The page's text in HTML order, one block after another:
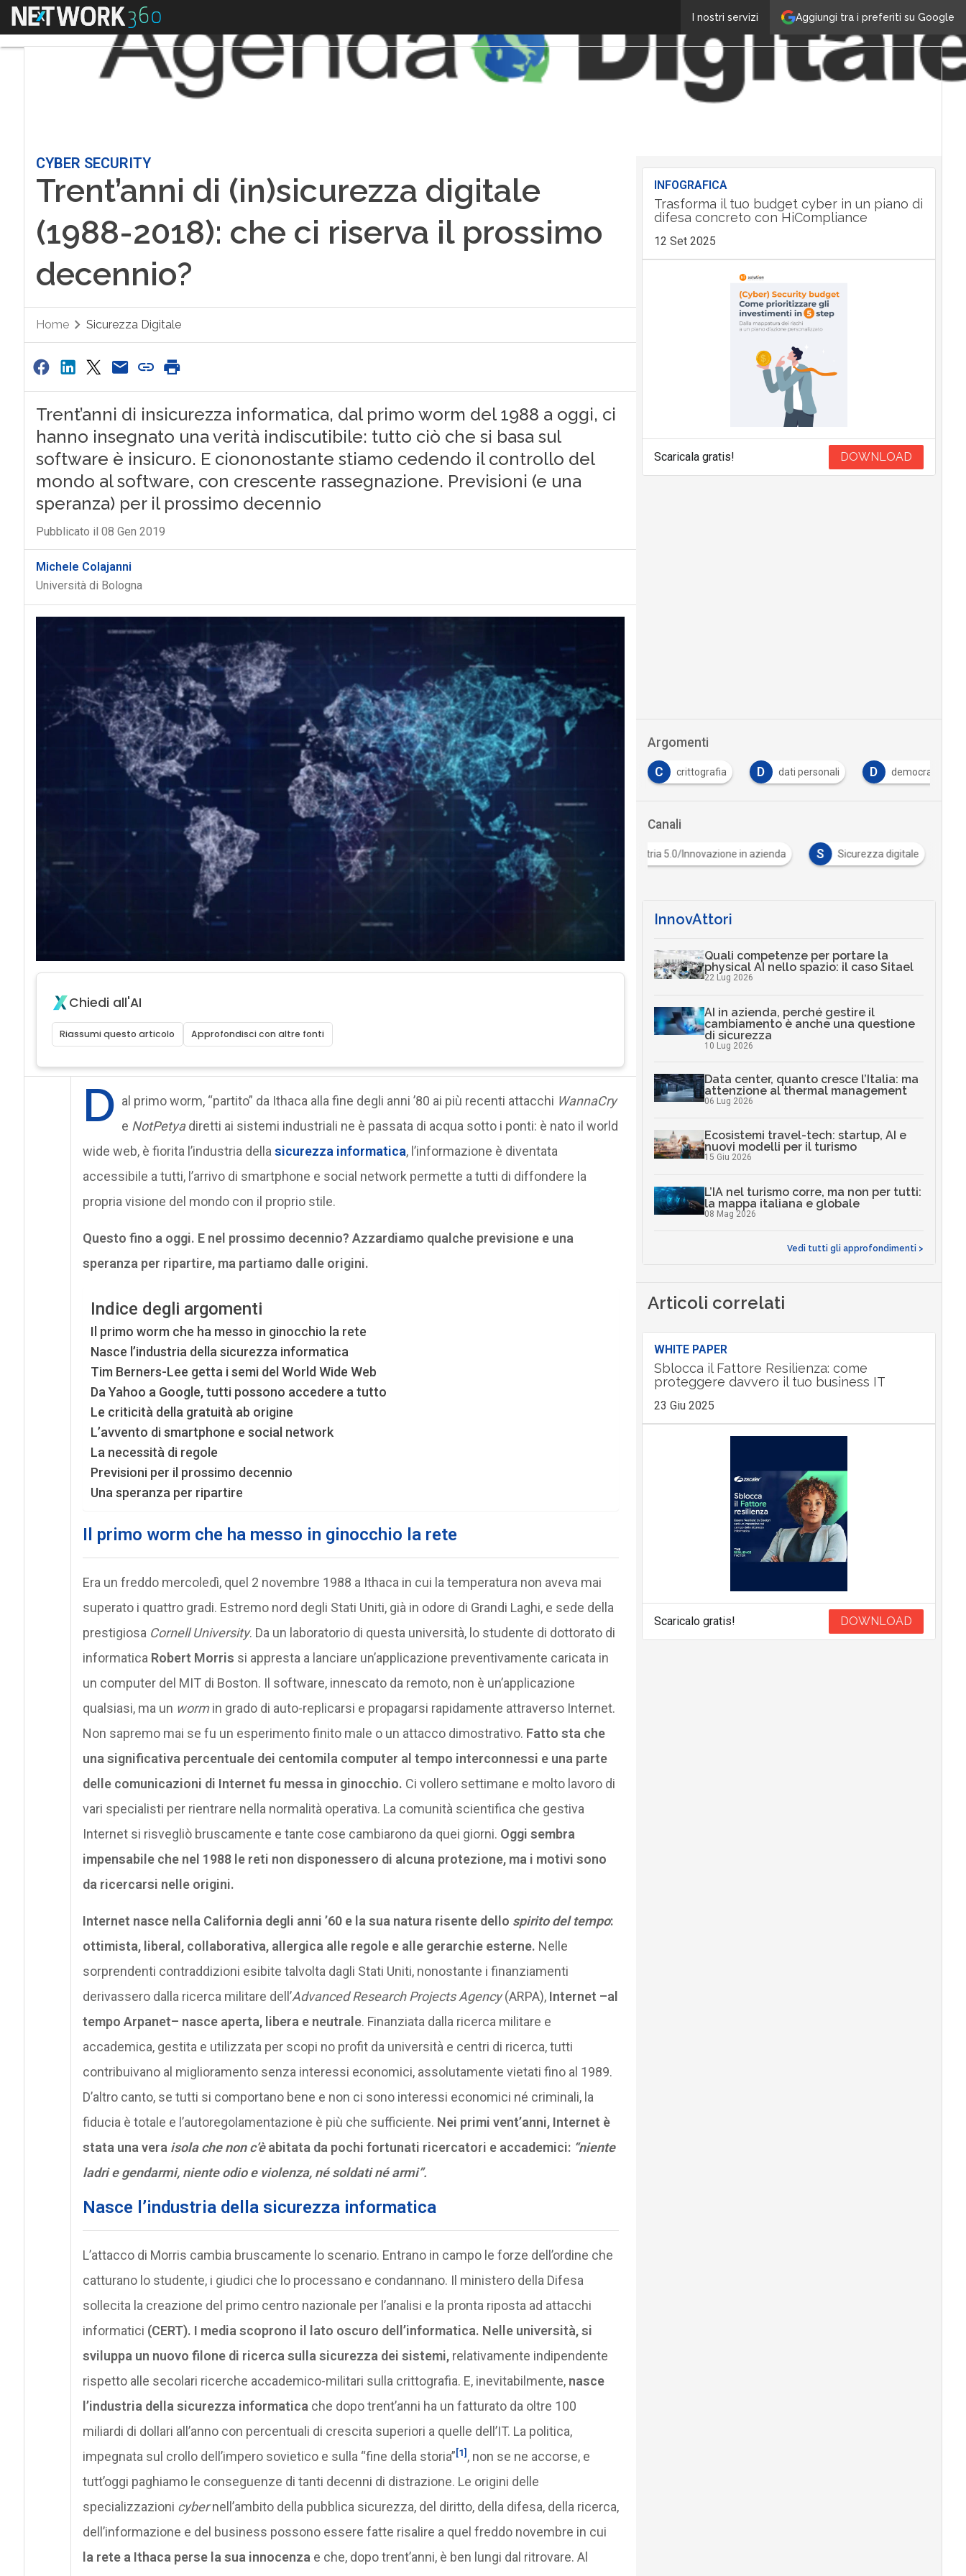
Aggiungi tra i preferiti su Google
I nostri servizi
Menu
CYBER SECURITY
Trent’anni di (in)sicurezza digitale
(1988-2018): che ci riserva il prossimo
decennio?
Home Sicurezza Digitale
Trent’anni di insicurezza informatica, dal primo worm del 1988 a oggi, ci
hanno insegnato una verità indiscutibile: tutto ciò che si basa sul
software è insicuro. E ciononostante stiamo cedendo il controllo del
mondo al software, con crescente rassegnazione. Previsioni (e una
speranza) per il prossimo decennio
Pubblicato il 08 Gen 2019
Michele Colajanni
Università di Bologna
Chiedi all'AI
Riassumi questo articolo Approfondisci con altre fonti
D al primo worm, “partito” da Ithaca alla fine degli anni ’80 ai più recenti attacchi WannaCry
e NotPetyadiretti ai sistemi industriali ne è passata di acqua sotto i ponti: è nato il world
wide web, è fiorita l’industria della sicurezza informatica, l’informazione è diventata
accessibile a tutti, l’arrivo di smartphone e social network permette a tutti di diffondere la
propria visione del mondo con il proprio stile.
Questo fino a oggi. E nel prossimo decennio? Azzardiamo qualche previsione e una
speranza per ripartire, ma partiamo dalle origini.
Indice degli argomenti
Il primo worm che ha messo in ginocchio la rete
Nasce l’industria della sicurezza informatica
Tim Berners-Lee getta i semi del World Wide Web
Da Yahoo a Google, tutti possono accedere a tutto
Le criticità della gratuità ab origine
L’avvento di smartphone e social network
La necessità di regole
Previsioni per il prossimo decennio
Una speranza per ripartire
Il primo worm che ha messo in ginocchio la rete
Era un freddo mercoledì, quel 2 novembre 1988 a Ithaca in cui la temperatura non aveva mai
superato i quattro gradi. Estremo nord degli Stati Uniti, già in odore di Grandi Laghi, e sede della
prestigiosa Cornell University. Da un laboratorio di questa università, lo studente di dottorato di
informatica Robert Morris si appresta a lanciare un’applicazione preventivamente caricata in
un computer del MIT di Boston. Il software, innescato da remoto, non è un’applicazione
qualsiasi, ma un wormin grado di auto-replicarsi e propagarsi rapidamente attraverso Internet.
Non sapremo mai se fu un esperimento finito male o un attacco dimostrativo. Fatto sta che
una significativa percentuale dei centomila computer al tempo interconnessi e una parte
delle comunicazioni di Internet fu messa in ginocchio. Ci vollero settimane e molto lavoro di
vari specialisti per rientrare nella normalità operativa. La comunità scientifica che gestiva
Internet si risvegliò bruscamente e tante cose cambiarono da quei giorni. Oggi sembra
impensabile che nel 1988 le reti non disponessero di alcuna protezione, ma i motivi sono
da ricercarsi nelle origini.
Internet nasce nella California degli anni ’60 e la sua natura risente dello spirito del tempo:
ottimista, liberal, collaborativa, allergica alle regole e alle gerarchie esterne. Nelle
sorprendenti contraddizioni esibite talvolta dagli Stati Uniti, nonostante i finanziamenti
derivassero dalla ricerca militare dell’Advanced Research Projects Agency(ARPA), Internet –al
tempo Arpanet– nasce aperta, libera e neutrale. Finanziata dalla ricerca militare e
accademica, gestita e utilizzata per scopi no profit da università e centri di ricerca, tutti
contribuivano al miglioramento senza interessi economici, assolutamente vietati fino al 1989.
D’altro canto, se tutti si comportano bene e non ci sono interessi economici né criminali, la
fiducia è totale e l’autoregolamentazione è più che sufficiente. Nei primi vent’anni, Internet è
stata una vera isola che non c’èabitata da pochi fortunati ricercatori e accademici: “niente
ladri e gendarmi, niente odio e violenza, né soldati né armi”.
Nasce l’industria della sicurezza informatica
L’attacco di Morris cambia bruscamente lo scenario. Entrano in campo le forze dell’ordine che
catturano lo studente, i giudici che lo processano e condannano. Il ministero della Difesa
sollecita la creazione del primo centro nazionale per l’analisi e la pronta riposta ad attacchi
informatici (CERT). I media scoprono il lato oscuro dell’informatica. Nelle università, si
sviluppa un nuovo filone di ricerca sulla sicurezza dei sistemi,relativamente indipendente
rispetto alle secolari ricerche accademico-militari sulla crittografia. E, inevitabilmente,nasce
l’industria della sicurezza informatica che dopo trent’anni ha un fatturato da oltre 100
miliardi di dollari all’anno con percentuali di crescita superiori a quelle dell’IT. La politica,
impegnata sul crollo dell’impero sovietico e sulla “fine della storia”[1] , non se ne accorse, e
tutt’oggi paghiamo le conseguenze di tanti decenni di distrazione. Le origini delle
specializzazioni cybernell’ambito della pubblica sicurezza, del diritto, della difesa, della ricerca,
dell’informazione e del business possono essere fatte risalire a quel freddo novembre in cui
la rete a Ithaca perse la sua innocenza e che, dopo trent’anni, è ben lungi dal ritrovare. Al
INFOGRAFICA
Trasforma il tuo budget cyber in un piano di
difesa concreto con HiCompliance
12 Set 2025
Scaricala gratis! DOWNLOAD
Argomenti
C crittografia D dati personali D democrazia
Canali
Industria 5.0/Innovazione in azienda S Sicurezza digitale
InnovAttori
Quali competenze per portare la
physical AI nello spazio: il caso Sitael
22 Lug 2026
AI in azienda, perché gestire il
cambiamento è anche una questione
di sicurezza
10 Lug 2026
Data center, quanto cresce l’Italia: ma
attenzione al thermal management
06 Lug 2026
Ecosistemi travel-tech: startup, AI e
nuovi modelli per il turismo
15 Giu 2026
L’IA nel turismo corre, ma non per tutti:
la mappa italiana e globale
08 Mag 2026
Vedi tutti gli approfondimenti >
Articoli correlati
WHITE PAPER
Sblocca il Fattore Resilienza: come
proteggere davvero il tuo business IT
23 Giu 2025
Scaricalo gratis! DOWNLOAD